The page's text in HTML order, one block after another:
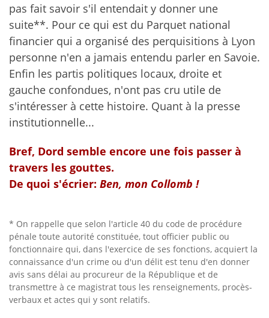
pas fait savoir s'il entendait y donner une
suite**. Pour ce qui est du Parquet national
financier qui a organisé des perquisitions à Lyon
personne n'en a jamais entendu parler en Savoie.
Enfin les partis politiques locaux, droite et
gauche confondues, n'ont pas cru utile de
s'intéresser à cette histoire. Quant à la presse
institutionnelle...
Bref, Dord semble encore une fois passer à
travers les gouttes.
De quoi s'écrier: Ben, mon Collomb !
* On rappelle que selon l'article 40 du code de procédure
pénale toute autorité constituée, tout officier public ou
fonctionnaire qui, dans l'exercice de ses fonctions, acquiert la
connaissance d'un crime ou d'un délit est tenu d'en donner
avis sans délai au procureur de la République et de
transmettre à ce magistrat tous les renseignements, procès-
verbaux et actes qui y sont relatifs.